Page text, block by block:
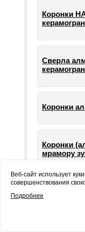
Коронки
Сверла
Коронки
Коронки
мрамору
машин УШМ
Веб-сайт использует
совершенствования
Подробнее